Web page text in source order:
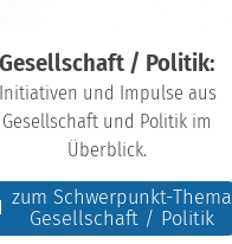
Gesellschaft / Politik:
Initiativen und Impulse aus
Gesellschaft und Politik im
Überblick.
zum Schwerpunkt-Thema
Gesellschaft / Politik